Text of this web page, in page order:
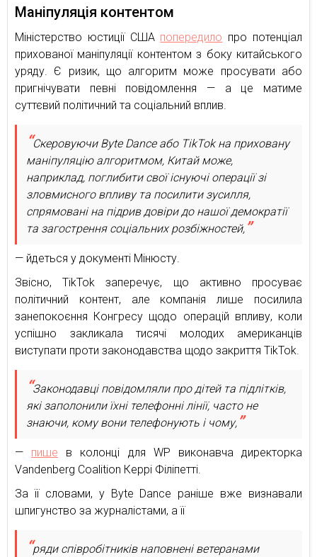
Маніпуляція контентом
Міністерство юстиції США попередило про потенціал
прихованої маніпуляції контентом з боку китайського
уряду. Є ризик, що алгоритм може просувати або
пригнічувати певні повідомлення — а це матиме
суттєвий політичний та соціальний вплив.
Скеровуючи Byte Dance або TikTok на приховану
маніпуляцію алгоритмом, Китай може,
наприклад, поглибити свої існуючі операції зі
зловмисного впливу та посилити зусилля,
спрямовані на підрив довіри до нашої демократії
та загострення соціальних розбіжностей,
— йдеться у документі Мінюсту.
Звісно, TikTok заперечує, що активно просуває
політичний контент, але компанія лише посилила
занепокоєння Конгресу щодо операцій впливу, коли
успішно закликала тисячі молодих американців
виступати проти законодавства щодо закриття TikTok.
Законодавці повідомляли про дітей та підлітків,
які заполонили їхні телефонні лінії, часто не
знаючи, кому вони телефонують і чому,
— пише в колонці для WP виконавча директорка
Vandenberg Coalition Керрі Філіпетті.
За її словами, у Byte Dance раніше вже визнавали
шпигунство за журналістами, а її
ряди співробітників наповнені ветеранами